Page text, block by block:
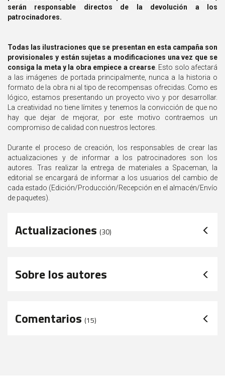
serán responsable directos de la devolución a los
patrocinadores.
Todas las ilustraciones que se presentan en esta campaña son
provisionales y están sujetas a modificaciones una vez que se
consiga la meta y la obra empiece a crearse. Esto solo afectará
a las imágenes de portada principalmente, nunca a la historia o
formato de la obra ni al tipo de recompensas ofrecidas. Como es
lógico, estamos presentando un proyecto vivo y por desarrollar.
La creatividad no tiene límites y tenemos la convicción de que no
hay que dejar de mejorar, por este motivo contraemos un
compromiso de calidad con nuestros lectores.
Durante el proceso de creación, los responsables de crear las
actualizaciones y de informar a los patrocinadores son los
autores. Tras realizar la entrega de materiales a Spaceman, la
editorial se encargará de informar a los usuarios del cambio de
cada estado (Edición/Producción/Recepción en el almacén/Envío
de paquetes).
Actualizaciones (30)
Sobre los autores
Comentarios (15)